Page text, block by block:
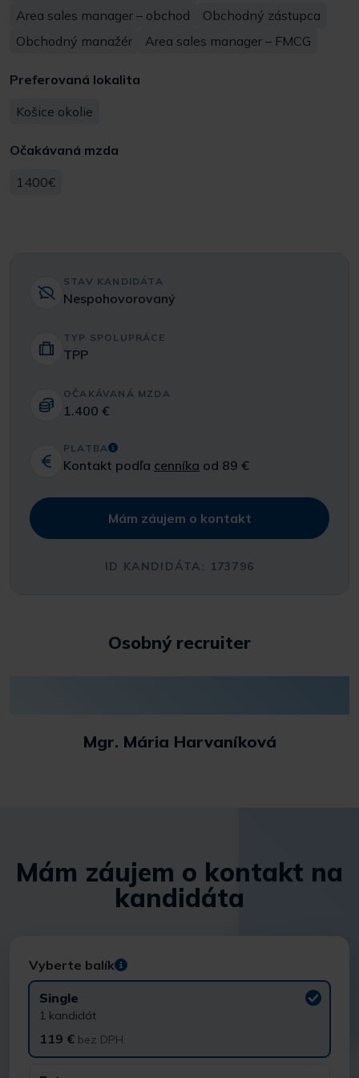
Area sales manager – obchod
Obchodný zástupca
Obchodný manažér
Area sales manager – FMCG
Preferovaná lokalita
Košice okolie
Očakávaná mzda
1400€
STAV KANDIDÁTA
Nespohovorovaný
TYP SPOLUPRÁCE
TPP
OČAKÁVANÁ MZDA
1.400 €
PLATBA
Kontakt podľa cenníka od 89 €
Mám záujem o kontakt
ID KANDIDÁTA: 173796
Osobný recruiter
Mgr. Mária Harvaníková
Mám záujem o kontakt na
kandidáta
Vyberte balík
Single
1 kandidát
119 € bez DPH